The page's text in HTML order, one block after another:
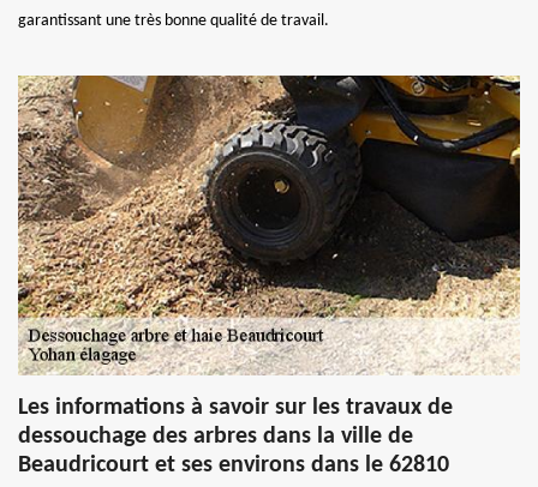
garantissant une très bonne qualité de travail.
Les informations à savoir sur les travaux de
dessouchage des arbres dans la ville de
Beaudricourt et ses environs dans le 62810